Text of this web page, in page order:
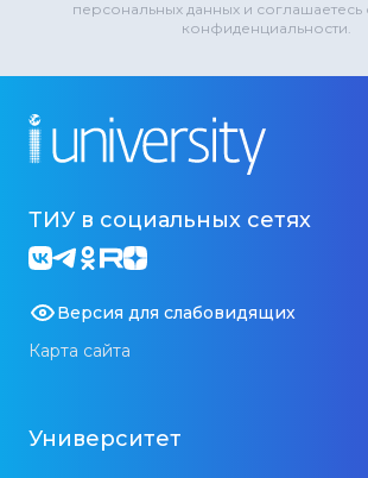
персональных данных и соглашаетесь
конфиденциальности.
ТИУ в социальных сетях
Версия для слабовидящих
Карта сайта
Университет